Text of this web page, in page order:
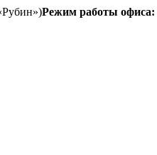
Режим работы офиса: